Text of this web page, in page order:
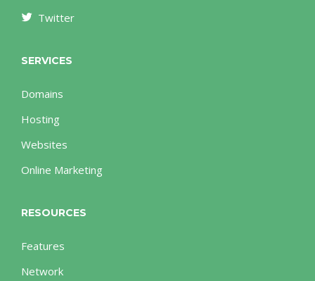
Twitter
SERVICES
Domains
Hosting
Websites
Online Marketing
RESOURCES
Features
Network